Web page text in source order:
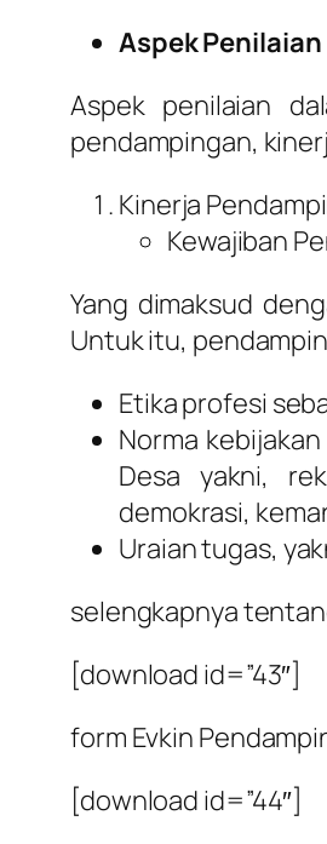
AspekPenilaian
Aspek penilaian
pendampingan,
Kinerja
Kewajiban
Yang dimaksud
Untuk itu,
Etika profesi
Norma
Desa yakni,
demokrasi,
Uraian tugas,
selengkapnya
[download id=”43″]
form Evkin
[download id=”44″]